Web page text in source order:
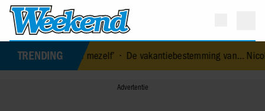
TRENDING
voor mezelf’• De vakantiebestemming van… Nicolette van Dam